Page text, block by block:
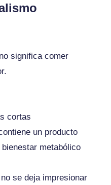
significa comer
cortas
un producto
metabólico
se deja impresionar